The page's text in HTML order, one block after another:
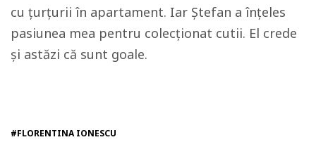
cu țurțurii în apartament. Iar Ștefan a înțeles
pasiunea mea pentru colecționat cutii. El crede
și astăzi că sunt goale.
#FLORENTINA IONESCU